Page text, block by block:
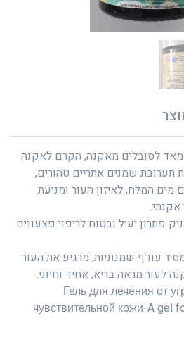
מאד לסובלים מאקנה, הקרם לאקנה
תערובת שמנים אתריים טהורים,
מים המלח, לאיזון העור ומניעת
אקנתי.
פתרון יעיל ובטוח לריפוי פצעונים
עודף שמנוניות, מרגיע את העור
לעור מראה בריא, אחיד וחיוני.
Гель для лечения от
чувствительной кожи-A gel